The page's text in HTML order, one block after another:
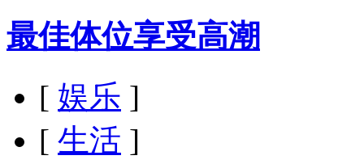
最佳体位享受高潮
[ 娱乐 ]
[ 生活 ]